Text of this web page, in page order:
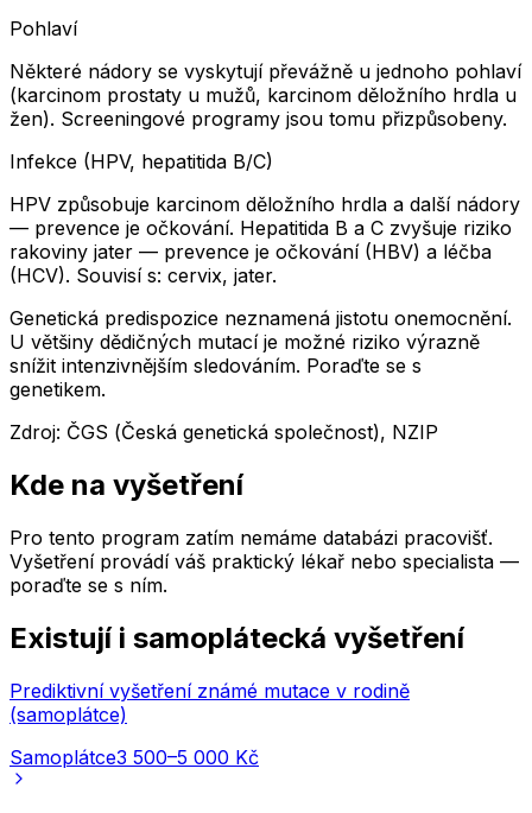
Pohlaví
Některé nádory se vyskytují převážně u jednoho pohlaví
(karcinom prostaty u mužů, karcinom děložního hrdla u
žen). Screeningové programy jsou tomu přizpůsobeny.
Infekce (HPV, hepatitida B/C)
HPV způsobuje karcinom děložního hrdla a další nádory
— prevence je očkování. Hepatitida B a C zvyšuje riziko
rakoviny jater — prevence je očkování (HBV) a léčba
(HCV). Souvisí s: cervix, jater.
Genetická predispozice neznamená jistotu onemocnění.
U většiny dědičných mutací je možné riziko výrazně
snížit intenzivnějším sledováním. Poraďte se s
genetikem.
Zdroj: ČGS (Česká genetická společnost), NZIP
Kde na vyšetření
Pro tento program zatím nemáme databázi pracovišť.
Vyšetření provádí váš praktický lékař nebo specialista —
poraďte se s ním.
Existují i samoplátecká vyšetření
Prediktivní vyšetření známé mutace v rodině
(samoplátce)
Samoplátce3 500–5 000 Kč